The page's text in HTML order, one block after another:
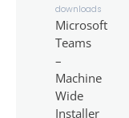
downloads
Microsoft
Teams
–
Machine
Wide
Installer